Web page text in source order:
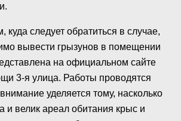
следует обратиться в случае,
вывести грызунов в помещении
на официальном сайте
3-я улица. Работы проводятся
уделяется тому, насколько
и велик ареал обитания крыс и